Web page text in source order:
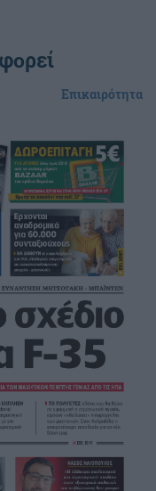
Επικαιρότητα